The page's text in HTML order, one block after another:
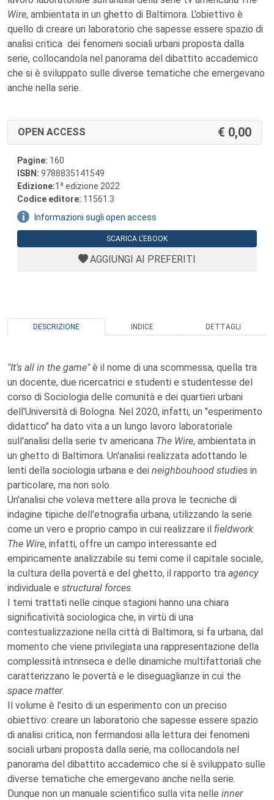
Wire, ambientata in un ghetto di Baltimora. L’obiettivo è
quello di creare un laboratorio che sapesse essere spazio di
analisi critica dei fenomeni sociali urbani proposta dalla
serie, collocandola nel panorama del dibattito accademico
che si è sviluppato sulle diverse tematiche che emergevano
anche nella serie.
OPEN ACCESS 0,00
Pagine: 160
ISBN: 9788835141549
Edizione:1 a edizione 2022
Codice editore: 11561.3
Informazioni sugli open access
SCARICA L'EBOOK
AGGIUNGI AI PREFERITI
DESCRIZIONE INDICE DETTAGLI
"It's all in the game"è il nome di una scommessa, quella tra
un docente, due ricercatrici e studenti e studentesse del
corso di Sociologia delle comunità e dei quartieri urbani
dell'Università di Bologna. Nel 2020, infatti, un "esperimento
didattico" ha dato vita a un lungo lavoro laboratoriale
sull'analisi della serie tv americana The Wire, ambientata in
un ghetto di Baltimora. Un'analisi realizzata adottando le
lenti della sociologia urbana e dei neighbouhood studies in
particolare, ma non solo.
Un'analisi che voleva mettere alla prova le tecniche di
indagine tipiche dell'etnografia urbana, utilizzando la serie
come un vero e proprio campo in cui realizzare il fieldwork.
The Wire, infatti, offre un campo interessante ed
empiricamente analizzabile su temi come il capitale sociale,
la cultura della povertà e del ghetto, il rapporto tra agency
individuale e structural forces.
I temi trattati nelle cinque stagioni hanno una chiara
significatività sociologica che, in virtù di una
contestualizzazione nella città di Baltimora, si fa urbana, dal
momento che viene privilegiata una rappresentazione della
complessità intrinseca e delle dinamiche multifattoriali che
caratterizzano le povertà e le diseguaglianze in cui the
space matter.
Il volume è l'esito di un esperimento con un preciso
obiettivo: creare un laboratorio che sapesse essere spazio
di analisi critica, non fermandosi alla lettura dei fenomeni
sociali urbani proposta dalla serie, ma collocandola nel
panorama del dibattito accademico che si è sviluppato sulle
diverse tematiche che emergevano anche nella serie.
Dunque non un manuale scientifico sulla vita nelle inner